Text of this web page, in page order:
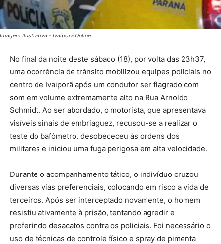
Imagem Ilustrativa - Ivaiporã Online
No final da noite deste sábado (18), por volta das 23h37,
uma ocorrência de trânsito mobilizou equipes policiais no
centro de Ivaiporã após um condutor ser flagrado com
som em volume extremamente alto na Rua Arnoldo
Schmidt. Ao ser abordado, o motorista, que apresentava
visíveis sinais de embriaguez, recusou-se a realizar o
teste do bafômetro, desobedeceu às ordens dos
militares e iniciou uma fuga perigosa em alta velocidade.
Durante o acompanhamento tático, o indivíduo cruzou
diversas vias preferenciais, colocando em risco a vida de
terceiros. Após ser interceptado novamente, o homem
resistiu ativamente à prisão, tentando agredir e
proferindo desacatos contra os policiais. Foi necessário o
uso de técnicas de controle físico e spray de pimenta